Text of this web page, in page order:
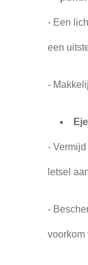
- Een
een
-
-
letsel
-
voorkom